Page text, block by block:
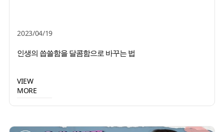
2023/04/19
인생의 씁쓸함을 달콤함으로 바꾸는 법
VIEW
MORE